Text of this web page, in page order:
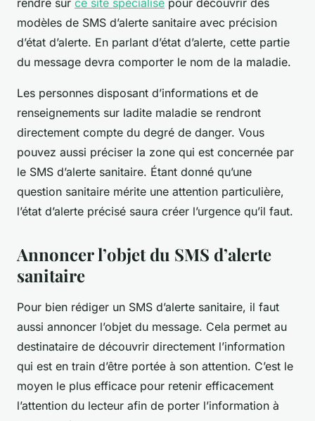
rendre sur ce site spécialisé pour découvrir des
modèles de SMS d’alerte sanitaire avec précision
d’état d’alerte. En parlant d’état d’alerte, cette partie
du message devra comporter le nom de la maladie.
Les personnes disposant d’informations et de
renseignements sur ladite maladie se rendront
directement compte du degré de danger. Vous
pouvez aussi préciser la zone qui est concernée par
le SMS d’alerte sanitaire. Étant donné qu’une
question sanitaire mérite une attention particulière,
l’état d’alerte précisé saura créer l’urgence qu’il faut.
Annoncer l’objet du SMS d’alerte
sanitaire
Pour bien rédiger un SMS d’alerte sanitaire, il faut
aussi annoncer l’objet du message. Cela permet au
destinataire de découvrir directement l’information
qui est en train d’être portée à son attention. C’est le
moyen le plus efficace pour retenir efficacement
l’attention du lecteur afin de porter l’information à